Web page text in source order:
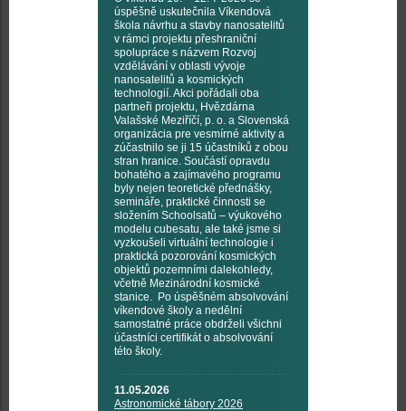
úspěšně uskutečnila Víkendová
škola návrhu a stavby nanosatelitů
v rámci projektu přeshraniční
spolupráce s názvem Rozvoj
vzdělávání v oblasti vývoje
nanosatelitů a kosmických
technologií. Akci pořádali oba
partneři projektu, Hvězdárna
Valašské Meziříčí, p. o. a Slovenská
organizácia pre vesmírné aktivity a
zúčastnilo se ji 15 účastníků z obou
stran hranice. Součástí opravdu
bohatého a zajímavého programu
byly nejen teoretické přednášky,
semináře, praktické činnosti se
složením Schoolsatů – výukového
modelu cubesatu, ale také jsme si
vyzkoušeli virtuální technologie i
praktická pozorování kosmických
objektů pozemními dalekohledy,
včetně Mezinárodní kosmické
stanice. Po úspěšném absolvování
víkendové školy a nedělní
samostatné práce obdrželi všichni
účastníci certifikát o absolvování
této školy.
11.05.2026
Astronomické tábory 2026